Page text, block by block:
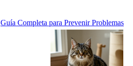
Guía Completa para Prevenir Problemas